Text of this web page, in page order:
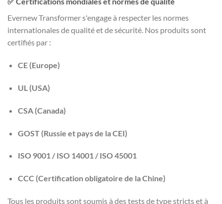
Evernew Transformer s'engage à respecter les normes
internationales de qualité et de sécurité. Nos produits sont
certifiés par :
CE (Europe)
UL (USA)
CSA (Canada)
GOST (Russie et pays de la CEI)
ISO 9001 / ISO 14001 / ISO 45001
CCC (Certification obligatoire de la Chine)
Tous les produits sont soumis à des tests de type stricts et à